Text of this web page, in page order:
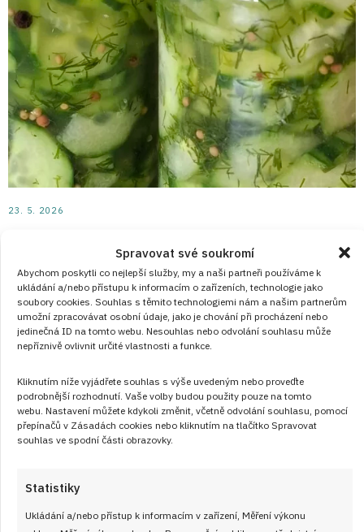
Spravovat své soukromí
Abychom poskytli co nejlepší služby, my a naši partneři používáme k
ukládání a/nebo přístupu k informacím o zařízeních, technologie jako
soubory cookies. Souhlas s těmito technologiemi nám a našim partnerům
umožní zpracovávat osobní údaje, jako je chování při procházení nebo
jedinečná ID na tomto webu. Nesouhlas nebo odvolání souhlasu může
nepříznivě ovlivnit určité vlastnosti a funkce.
Kliknutím níže vyjádřete souhlas s výše uvedeným nebo proveďte
podrobnější rozhodnutí. Vaše volby budou použity pouze na tomto
webu. Nastavení můžete kdykoli změnit, včetně odvolání souhlasu, pomocí
přepínačů v Zásadách cookies nebo kliknutím na tlačítko Spravovat
souhlas ve spodní části obrazovky.
Statistiky
Ukládání a/nebo přístup k informacím v zařízení, Měření výkonu
23. 5. 2026
česnekem a chilli: Osvěžující pálivá
příloha, která dodá šmrnc každému
grilování
Tenhle salát je tak příjemně pikantní, že vám úplně smaže
všechny předešlé zkušenosti s klasickým okurkovým
salátem. Užijte si ho i vy. Dobrou chuť!
ČÍST RECEPT